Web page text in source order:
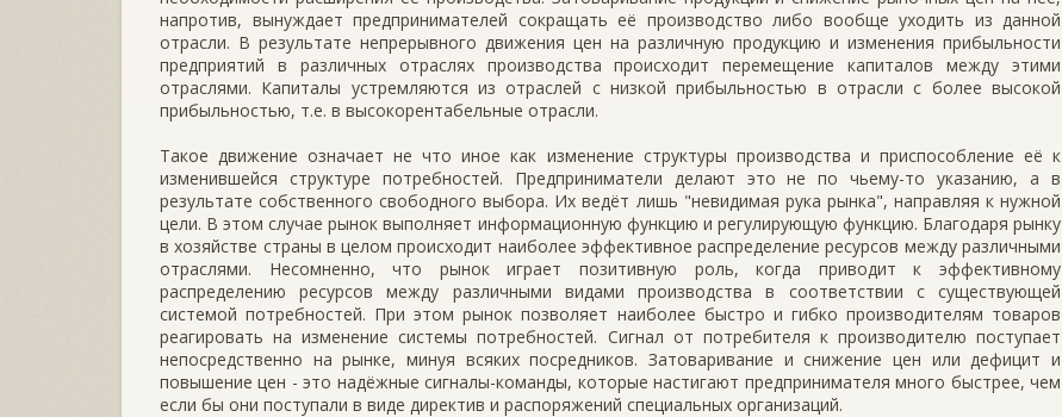
напротив, вынуждает предпринимателей сокращать её производство либо вообще уходить из данной
отрасли. В результате непрерывного движения цен на различную продукцию и изменения прибыльности
предприятий в различных отраслях производства происходит перемещение капиталов между этими
отраслями. Капиталы устремляются из отраслей с низкой прибыльностью в отрасли с более высокой
прибыльностью, т.е. в высокорентабельные отрасли.
Такое движение означает не что иное как изменение структуры производства и приспособление её к
изменившейся структуре потребностей. Предприниматели делают это не по чьему-то указанию, а в
результате собственного свободного выбора. Их ведёт лишь "невидимая рука рынка", направляя к нужной
цели. В этом случае рынок выполняет информационную функцию и регулирующую функцию. Благодаря рынку
в хозяйстве страны в целом происходит наиболее эффективное распределение ресурсов между различными
отраслями. Несомненно, что рынок играет позитивную роль, когда приводит к эффективному
распределению ресурсов между различными видами производства в соответствии с существующей
системой потребностей. При этом рынок позволяет наиболее быстро и гибко производителям товаров
реагировать на изменение системы потребностей. Сигнал от потребителя к производителю поступает
непосредственно на рынке, минуя всяких посредников. Затоваривание и снижение цен или дефицит и
повышение цен - это надёжные сигналы-команды, которые настигают предпринимателя много быстрее, чем
если бы они поступали в виде директив и распоряжений специальных организаций.